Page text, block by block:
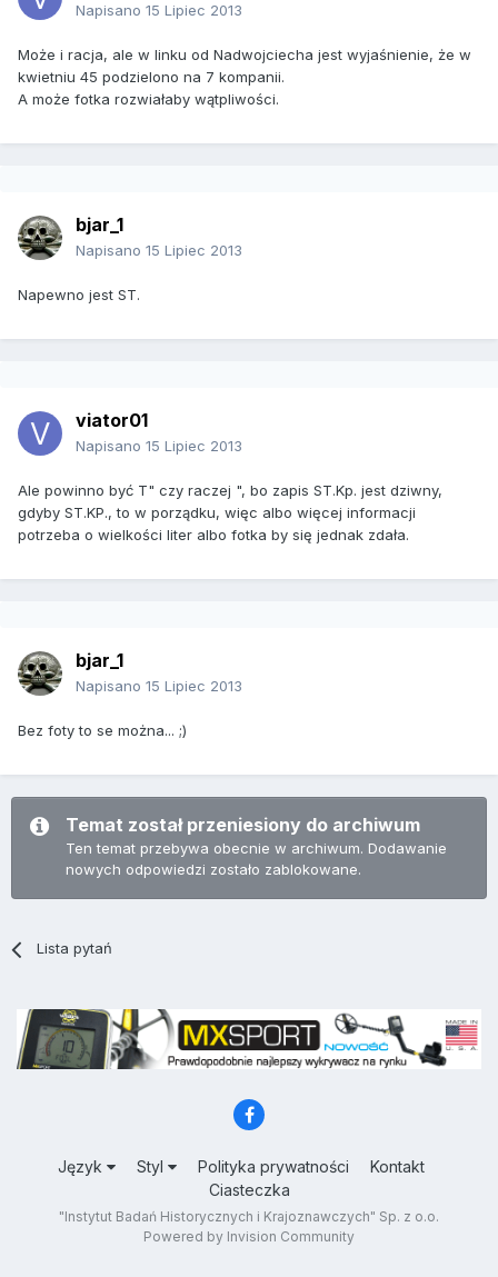
Napisano 15 Lipiec 2013
Może i racja, ale w linku od Nadwojciecha jest wyjaśnienie, że w
kwietniu 45 podzielono na 7 kompanii.
A może fotka rozwiałaby wątpliwości.
bjar_1
Napisano 15 Lipiec 2013
Napewno jest ST.
viator01
Napisano 15 Lipiec 2013
Ale powinno być T" czy raczej ", bo zapis ST.Kp. jest dziwny,
gdyby ST.KP., to w porządku, więc albo więcej informacji
potrzeba o wielkości liter albo fotka by się jednak zdała.
bjar_1
Napisano 15 Lipiec 2013
Bez foty to se można... ;)
Temat został przeniesiony do archiwum
Ten temat przebywa obecnie w archiwum. Dodawanie
nowych odpowiedzi zostało zablokowane.
Lista pytań
Język Styl Polityka prywatności
Kontakt
Ciasteczka
"Instytut Badań Historycznych i Krajoznawczych" Sp. z o.o.
Powered by Invision Community